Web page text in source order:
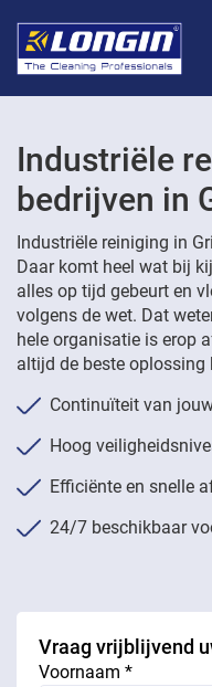
Industriële
bedrijven in
Industriële reiniging in
Daar komt heel wat bij
alles op tijd gebeurt en
volgens de wet. Dat
hele organisatie is erop
altijd de beste oplossing
Continuïteit van
Hoog
Efficiënte en snelle
24/7 beschikbaar
Vraag vrijblijvend
Voornaam *